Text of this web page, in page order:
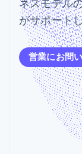
Boost
決済成功率の
最適化
Link
スピーディー
な決済
Product
がサポート
営業にお問